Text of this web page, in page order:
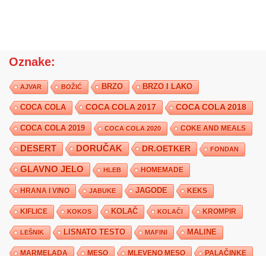
Oznake:
AJVAR BOŽIĆ BRZO BRZO I LAKO
COCA COLA COCA COLA 2017 COCA COLA 2018
COCA COLA 2019 COCA COLA 2020 COKE AND MEALS
DESERT DORUČAK DR.OETKER FONDAN
GLAVNO JELO HLEB HOMEMADE
HRANA I VINO JABUKE JAGODE KEKS
KIFLICE KOKOS KOLAČ KOLAČI KROMPIR
LEŠNIK LISNATO TESTO MAFINI MALINE
MARMELADA MESO MLEVENO MESO PALAČINKE